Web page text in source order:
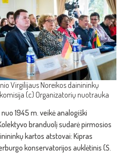
Virgilijaus Noreikos dainininkų
(c) Organizatorių nuotrauka
1945 m. veikė analogiški
branduolį sudarė pirmosios
kartos atstovai: Kipras
konservatorijos auklėtinis (S.